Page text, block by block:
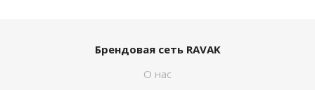
Брендовая сеть RAVAK
О нас